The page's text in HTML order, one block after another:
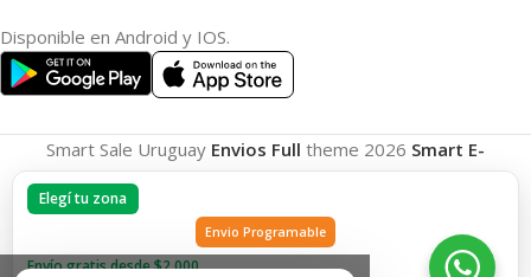
Elegí tu zona
Envio Programable
Envío gratis desde $2.000
Disponible en Android y IOS.
Smart Sale Uruguay Envios Full theme 2026 Smart E-
Commerce.